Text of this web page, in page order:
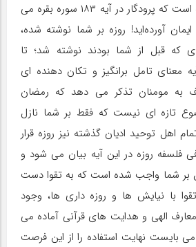
دینی خاص به نام روزه است که پرودگار در آیه ۱۸۳ سوره بقره می
آورده‌اید! روزه بر شما نوشته شده،
که قبل از شما بودند نوشته شد؛ تا
معنای تامل برانگیز و تکان دهنده ای
به مومنان تذکر می دهد که رمضان
تازه ای نیست که فقط بر شما نازل
اهل توحید ادیان گذشته نیز روزه قرار
فلسفه روزه در این آیه بیان می شود و
بر شما واجب شده است که به تقوا دست
با نیایش ها و روزه داری ها، وجود
الهی و هدایت های قرآنی آماده می
بایست نهایت استفاده را از این فرصت